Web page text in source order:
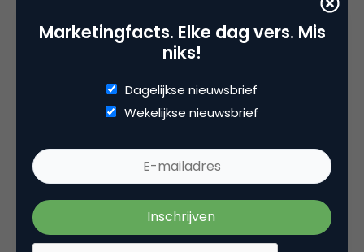
voetbalster ter wereld. Met “U zei jongens!” laat ze
zien dat ze zich niet zomaar uit het veld laat slaan
(of wegsturen). In een paar dagen tijd al goed voor
ruim 60.000 views.
Taco Bell: Web of Fries II Franchise
Wars
30.112 views
Marketingfacts. Elke dag vers. Mis
niks!
Dagelijkse nieuwsbrief
Wekelijkse nieuwsbrief